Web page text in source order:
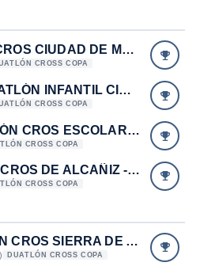
XI DUATLÓN CROS CIUDAD DE MONZÓN. CAMPEONATO DE ARAGÓN DE DUATLÓN CROS 2015.
CROSS COPA
[JJ.EE.] XI DUATLÓN INFANTIL CIUDAD DE MONZÓN
CROSS COPA
[JJEE] DUATLÓN CROS ESCOLAR DE ALCAÑIZ. JUEGOS ESCOLARES DE ARAGÓN 2015-2016.
CROSS COPA
VIII DUATLÓN CROS DE ALCAÑIZ - MOTORLAND
CROSS COPA
XXIV DUATLÓN CROS SIERRA DE ARMANTES
DUATLÓN CROSS COPA